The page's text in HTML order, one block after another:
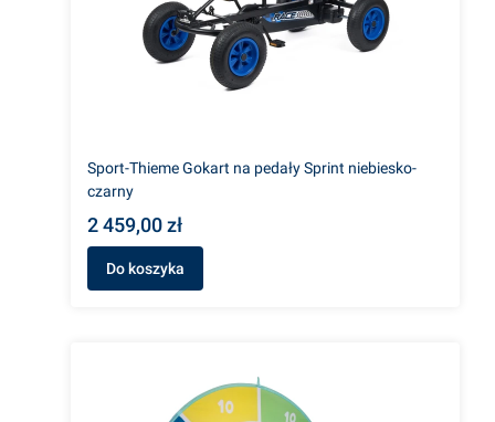
Sport-Thieme Gokart na pedały Sprint niebiesko-
czarny
2 459,00 zł
Do koszyka